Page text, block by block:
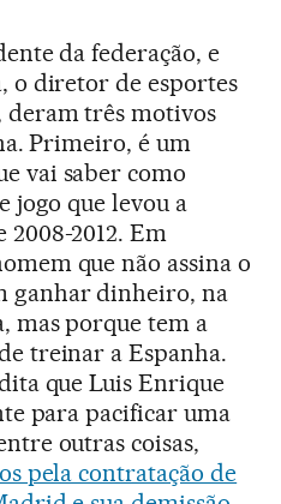
da federação, e
o diretor de esportes
deram três motivos
Primeiro, é um
vai saber como
jogo que levou a
2008-2012. Em
que não assina o
ganhar dinheiro, na
mas porque tem a
treinar a Espanha.
que Luis Enrique
para pacificar uma
outras coisas,
pela contratação de